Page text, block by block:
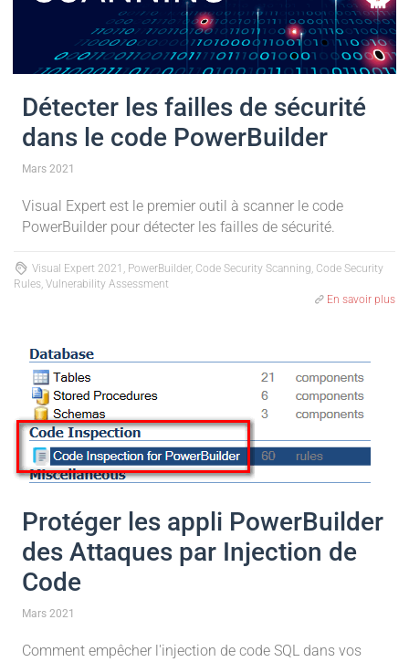
Détecter les failles de sécurité
dans le code PowerBuilder
Mars 2021
Visual Expert est le premier outil à scanner le code
PowerBuilder pour détecter les failles de sécurité.
Visual Expert 2021, PowerBuilder, Code Security Scanning, Code Security
Rules, Vulnerability Assessment
En savoir plus
Protéger les appli PowerBuilder
des Attaques par Injection de
Code
Mars 2021
Comment empêcher l'injection de code SQL dans vos